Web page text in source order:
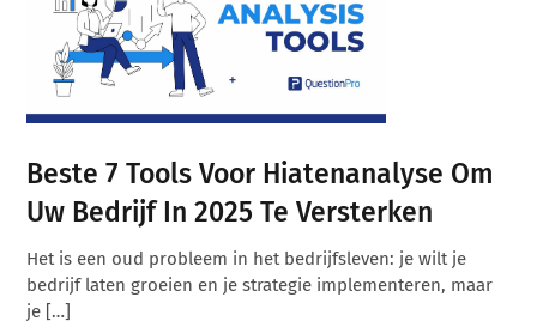
Beste 7 Tools Voor Hiatenanalyse Om
Uw Bedrijf In 2025 Te Versterken
Het is een oud probleem in het bedrijfsleven: je wilt je
bedrijf laten groeien en je strategie implementeren, maar
je […]